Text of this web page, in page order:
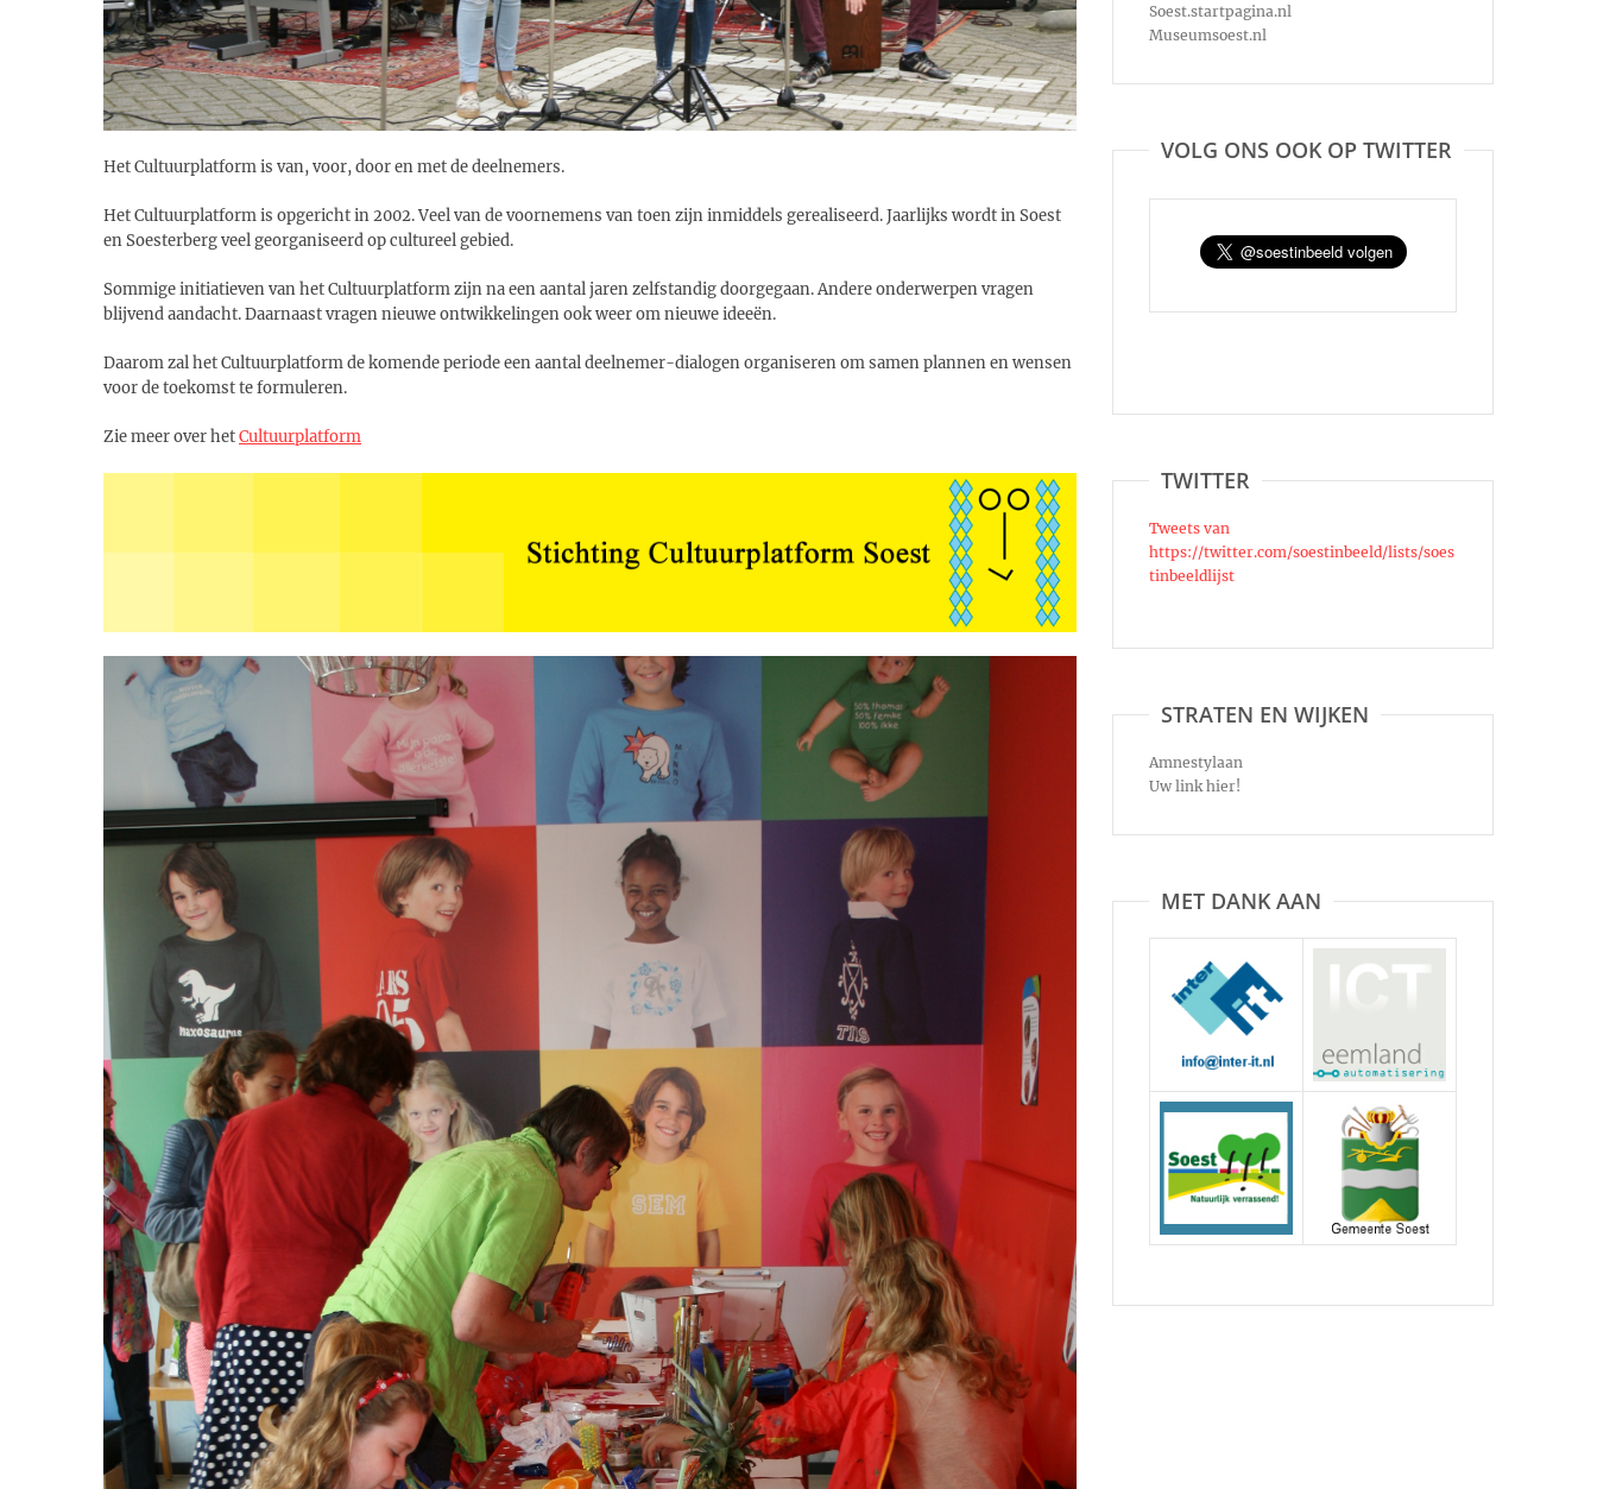
Het Cultuurplatform is van, voor, door en met de deelnemers.
Het Cultuurplatform is opgericht in 2002. Veel van de voornemens van toen zijn inmiddels gerealiseerd. Jaarlijks wordt in Soest
en Soesterberg veel georganiseerd op cultureel gebied.
Sommige initiatieven van het Cultuurplatform zijn na een aantal jaren zelfstandig doorgegaan. Andere onderwerpen vragen
blijvend aandacht. Daarnaast vragen nieuwe ontwikkelingen ook weer om nieuwe ideeën.
Daarom zal het Cultuurplatform de komende periode een aantal deelnemer-dialogen organiseren om samen plannen en wensen
voor de toekomst te formuleren.
Zie meer over hetCultuurplatform
Soest.startpagina.nl
Museumsoest.nl
VOLG ONS OOK OP TWITTER
TWITTER
Tweets van
https://twitter.com/soestinbeeld/lists/soes
tinbeeldlijst
STRATEN EN WIJKEN
Amnestylaan
Uw link hier!
MET DANK AAN